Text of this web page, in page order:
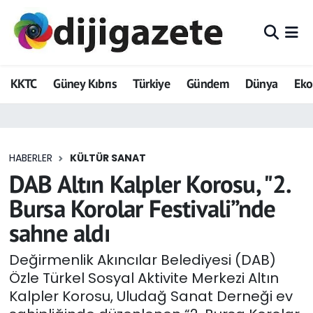
KKTC Güney Kıbrıs Türkiye Gündem Dünya
HABERLER KÜLTÜR SANAT
DAB Altın Kalpler Korosu, "2.
Bursa Korolar Festivali”nde
sahne aldı
Değirmenlik Akıncılar Belediyesi (DAB)
Özle Türkel Sosyal Aktivite Merkezi Altın
Kalpler Korosu, Uludağ Sanat Derneği ev
ADVERTORIAL
Dijigazete
Eğitim
Ekonomi
Foto Galeri
GEZİ
Güncel
Hava Durumu
Trafik Durumu
Tüm Manşetler
Son Dakika Haberleri
Haber Arşivi